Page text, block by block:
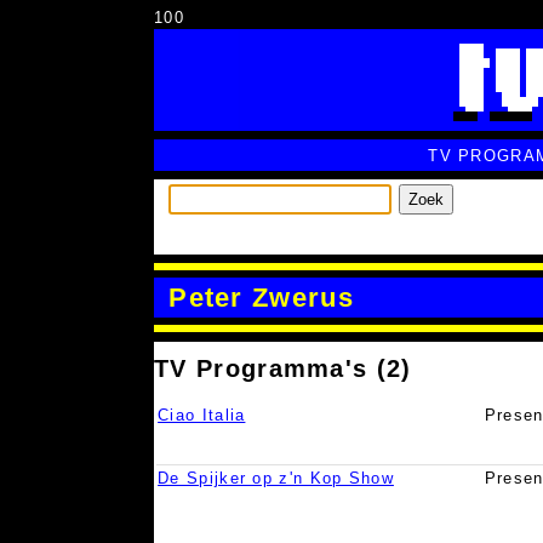
100
TV
Zoek
Peter Zwerus
TV Programma's (2)
Ciao Italia
De Spijker op z'n Kop Show